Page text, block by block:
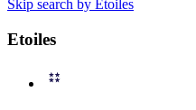
Skip search by Etoiles
Etoiles